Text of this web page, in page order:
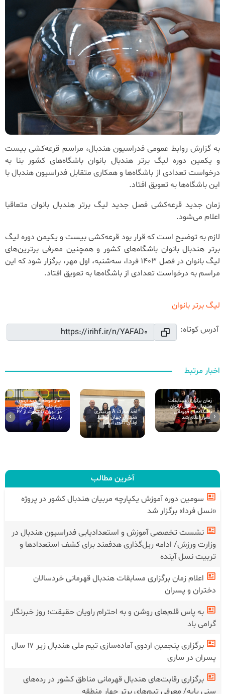
به گزارش روابط عمومی فدراسیون هندبال، مراسم قرعه‌کشی بیست
و یکمین دوره لیگ برتر هندبال بانوان باشگاه‌های کشور بنا به
درخواست تعدادی از باشگاه‌ها و همکاری متقابل فدراسیون هندبال با
این باشگاه‌ها به تعویق افتاد.
زمان جدید قرعه‌کشی فصل جدید لیگ برتر هندبال بانوان متعاقبا
اعلام می‌شود.
لازم به توضیح است که قرار بود قرعه‌کشی بیست و یکیمن دوره لیگ
برتر هندبال بانوان باشگاه‌های کشور و همچنین معرفی برترین‌های
لیگ بانوان در فصل 1403 فردا، سه‌شنبه، اول مهر، برگزار شود که این
مراسم به درخواست تعدادی از باشگاه‌ها به تعویق افتاد.
لیگ برتر بانوان
آدرس کوتاه:
اخبار مرتبط
زمان برگزاری مسابقات
هندبال ساحلی بانوان
باشگاه‌ها و قهرمانی
کشور اعلام شد
اخذ مدرک A مربیگری
هندبال جهان توسط
اولین بانوی ایرانی
آغاز مرحله جدید اردوی
تیم ملی هندبال بانوان
در تهران با دعوت از ۲۲
بازیکن
‹
›
آخرین مطالب
سومین دوره آموزش یکپارچه مربیان هندبال کشور در پروژه
«نسل فردا» برگزار شد
نشست تخصصی آموزش و استعدادیابی فدراسیون هندبال در
وزارت ورزش/ ادامه ریل‌گذاری هدفمند برای کشف استعدادها و
تربیت نسل آینده
اعلام زمان برگزاری مسابقات هندبال قهرمانی خردسالان
دختران و پسران
به پاس قلم‌های روشن و به احترام راویان حقیقت؛ روز خبرنگار
گرامی باد
برگزاری پنجمین اردوی آماده‌سازی تیم ملی هندبال زیر ۱۷ سال
پسران در ساری
برگزاری رقابت‌های هندبال قهرمانی مناطق کشور در رده‌های
سنی پایه/ معرفی تیم‌های برتر چهار منطقه